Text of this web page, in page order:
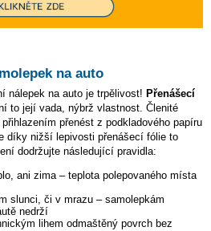
na auto
nálepek na auto je trpělivost! Přenášecí
to její vada, nýbrž vlastnost. Členité
přenést z podkladového papíru
díky nižší lepivosti přenášecí fólie to
dodržujte následující pravidla:
ani zima – teplota polepovaného místa
slunci, či v mrazu – samolepkám
nedrží
lihem odmaštěný povrch bez